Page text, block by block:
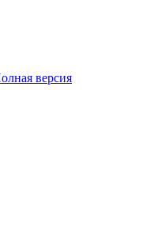
версия